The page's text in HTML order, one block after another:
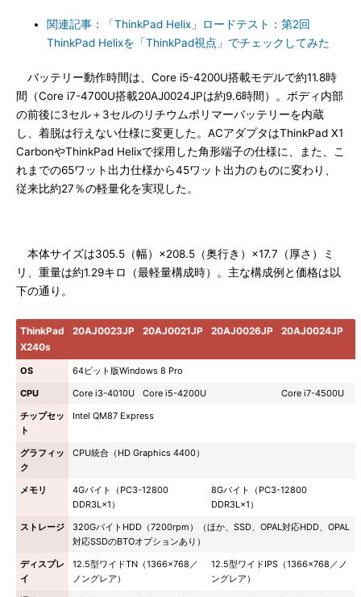
関連記事：「ThinkPad Helix」ロードテスト：第2回
ThinkPad Helixを「ThinkPad視点」でチェックしてみた
バッテリー動作時間は、Core i5-4200U搭載モデルで約11.8時
間（Core i7-4700U搭載20AJ0024JPは約9.6時間）。ボディ内部
の前後に3セル＋3セルのリチウムポリマーバッテリーを内蔵
し、着脱は行えない仕様に変更した。ACアダプタはThinkPad X1
CarbonやThinkPad Helixで採用した角形端子の仕様に、また、こ
れまでの65ワット出力仕様から45ワット出力のものに変わり、
従来比約27％の軽量化を実現した。
本体サイズは305.5（幅）×208.5（奥行き）×17.7（厚さ）ミ
リ、重量は約1.29キロ（最軽量構成時）。主な構成例と価格は以
下の通り。
ThinkPad
X240s
20AJ0023JP 20AJ0021JP 20AJ0026JP 20AJ0024JP
OS
64ビット版Windows 8 Pro
CPU
Core i3-4010U Core i5-4200U
Core i7-4500U
チップセッ
ト
Intel QM87 Express
グラフィッ
ク
CPU統合（HD Graphics 4400）
メモリ
4Gバイト（PC3-12800
DDR3L×1）
8Gバイト（PC3-12800
DDR3L×1）
ストレージ
320GバイトHDD（7200rpm）（ほか、SSD、OPAL対応HDD、OPAL
対応SSDのBTOオプションあり）
ディスプレ
イ
12.5型ワイドTN（1366×768／
ノングレア）
12.5型ワイドIPS（1366×768／ノ
ングレア）